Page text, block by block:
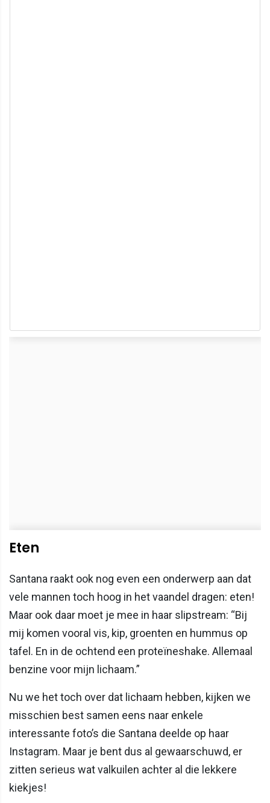
Eten
Santana raakt ook nog even een onderwerp aan dat
vele mannen toch hoog in het vaandel dragen: eten!
Maar ook daar moet je mee in haar slipstream: “Bij
mij komen vooral vis, kip, groenten en hummus op
tafel. En in de ochtend een proteïneshake. Allemaal
benzine voor mijn lichaam.”
Nu we het toch over dat lichaam hebben, kijken we
misschien best samen eens naar enkele
interessante foto’s die Santana deelde op haar
Instagram. Maar je bent dus al gewaarschuwd, er
zitten serieus wat valkuilen achter al die lekkere
kiekjes!